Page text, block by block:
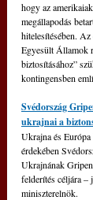
hogy az
megállapodás
hitelesítésében.
Egyesült Államok
biztosításához”
kontingensben
Svédország
ukrajnai a
Ukrajna és Európa
érdekében
Ukrajnának
felderítés céljára –
miniszterelnök.